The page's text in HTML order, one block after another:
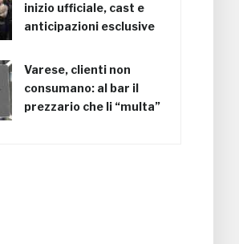
inizio ufficiale, cast e
anticipazioni esclusive
Varese, clienti non
consumano: al bar il
prezzario che li “multa”